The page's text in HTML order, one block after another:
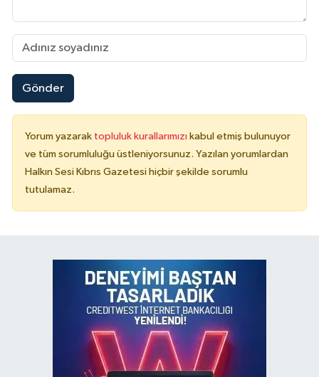
Gönder
Yorum yazarak topluluk kurallarımızı kabul etmiş bulunuyor
ve tüm sorumluluğu üstleniyorsunuz. Yazılan yorumlardan
Halkın Sesi Kıbrıs Gazetesi hiçbir şekilde sorumlu
tutulamaz.